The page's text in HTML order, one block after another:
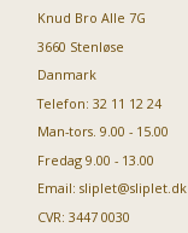
Knud Bro Alle 7G
3660 Stenløse
Danmark
Telefon: 32 11 12 24
Man-tors. 9.00 - 15.00
Fredag 9.00 - 13.00
Email: sliplet@sliplet.dk
CVR: 3447 0030